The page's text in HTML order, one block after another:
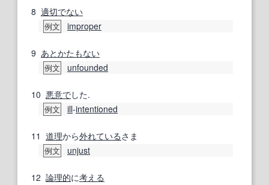
8 適切でない
例文 improper
9 あとかたもない
例文 unfounded
10 悪意でした.
例文 ill‐intentioned
11 道理から外れているさま
例文 unjust
12 論理的に考える